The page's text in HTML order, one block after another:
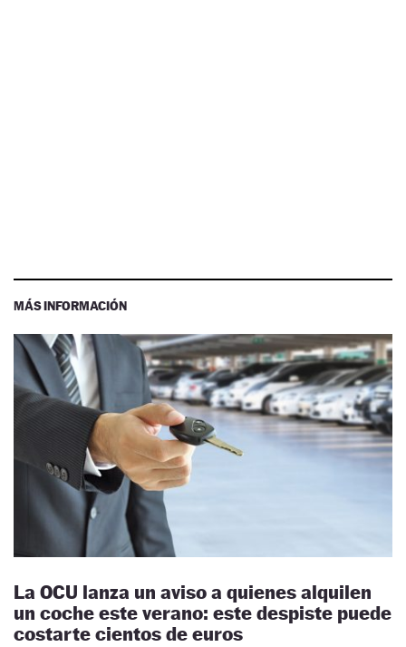
MÁS INFORMACIÓN
La OCU lanza un aviso a quienes alquilen
un coche este verano: este despiste puede
costarte cientos de euros